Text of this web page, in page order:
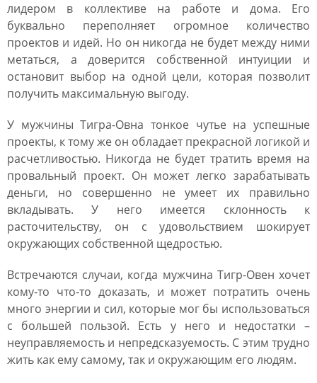
лидером в коллективе на работе и дома. Его
буквально переполняет огромное количество
проектов и идей. Но он никогда не будет между ними
метаться, а доверится собственной интуиции и
остановит выбор на одной цели, которая позволит
получить максимальную выгоду.
У мужчины Тигра-Овна тонкое чутье на успешные
проекты, к тому же он обладает прекрасной логикой и
расчетливостью. Никогда не будет тратить время на
провальный проект. Он может легко зарабатывать
деньги, но совершенно не умеет их правильно
вкладывать. У него имеется склонность к
расточительству, он с удовольствием шокирует
окружающих собственной щедростью.
Встречаются случаи, когда мужчина Тигр-Овен хочет
кому-то что-то доказать, и может потратить очень
много энергии и сил, которые мог бы использоваться
с большей пользой. Есть у него и недостатки –
неуправляемость и непредсказуемость. С этим трудно
жить как ему самому, так и окружающим его людям.